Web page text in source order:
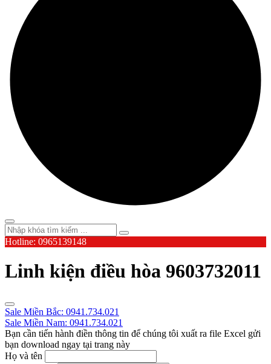
Hotline: 0965139148
Linh kiện điều hòa 9603732011
Sale Miền Bắc: 0941.734.021
Sale Miền Nam: 0941.734.021
Bạn cần tiến hành điền thông tin để chúng tôi xuất ra file Excel gửi
bạn download ngay tại trang này
Họ và tên